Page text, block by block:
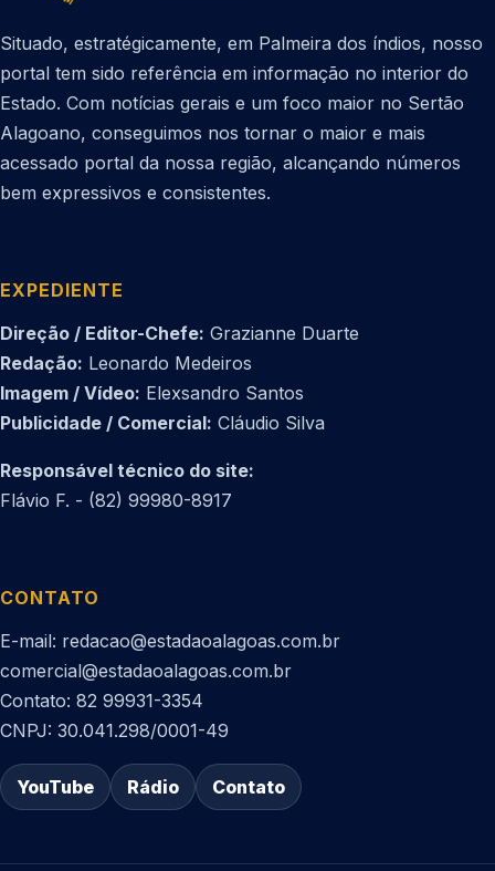
Situado, estratégicamente, em Palmeira dos índios, nosso
portal tem sido referência em informação no interior do
Estado. Com notícias gerais e um foco maior no Sertão
Alagoano, conseguimos nos tornar o maior e mais
acessado portal da nossa região, alcançando números
bem expressivos e consistentes.
EXPEDIENTE
Direção / Editor-Chefe: Grazianne Duarte
Redação: Leonardo Medeiros
Imagem / Vídeo: Elexsandro Santos
Publicidade / Comercial: Cláudio Silva
Responsável técnico do site:
Flávio F. - (82) 99980-8917
CONTATO
E-mail: redacao@estadaoalagoas.com.br
comercial@estadaoalagoas.com.br
Contato: 82 99931-3354
CNPJ: 30.041.298/0001-49
YouTube Rádio Contato